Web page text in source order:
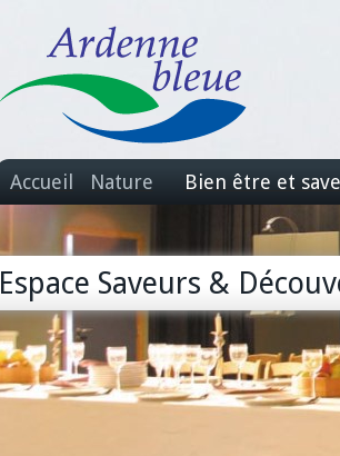
Accueil Nature Bien être et
Espace Saveurs &